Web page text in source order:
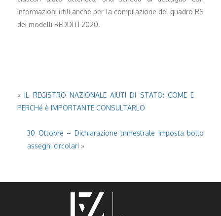
informazioni utili anche per la compilazione del quadro RS
dei modelli REDDITI 2020.
«IL REGISTRO NAZIONALE AIUTI DI STATO: COME E
PERCHé è IMPORTANTE CONSULTARLO
30 Ottobre – Dichiarazione trimestrale imposta bollo
assegni circolari »